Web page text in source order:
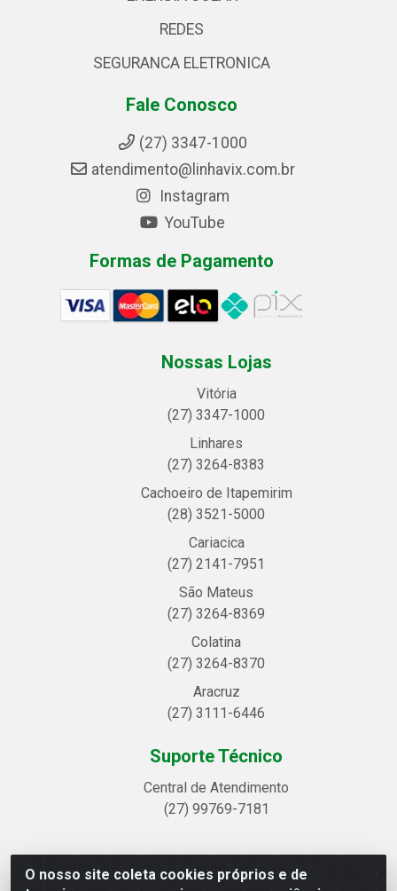
O nosso site coleta cookies próprios e de
REDES
SEGURANCA ELETRONICA
Fale Conosco
(27) 3347-1000
atendimento@linhavix.com.br
Instagram
YouTube
Formas de Pagamento
Nossas Lojas
Vitória
(27) 3347-1000
Linhares
(27) 3264-8383
Cachoeiro de Itapemirim
(28) 3521-5000
Cariacica
(27) 2141-7951
São Mateus
(27) 3264-8369
Colatina
(27) 3264-8370
Aracruz
(27) 3111-6446
Suporte Técnico
Central de Atendimento
(27) 99769-7181
Linhavix Distribuidora LTDA - Avenida Alegre, 2521 -